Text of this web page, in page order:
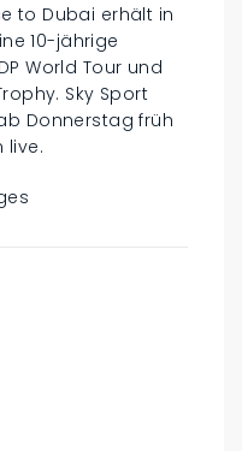
to Dubai erhält in
10-jährige
World Tour und
Sky Sport
Donnerstag früh
live.